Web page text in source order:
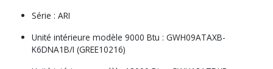
Série : ARI
Unité intérieure modèle 9000 Btu : GWH09ATAXB-
K6DNA1B/I (GREE10216)